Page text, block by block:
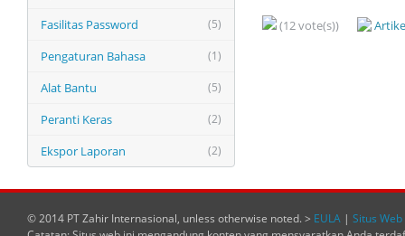
(5)
Fasilitas Password
(1)
Pengaturan Bahasa
(5)
Alat Bantu
(2)
Peranti Keras
(2)
Ekspor Laporan
(12 vote(s))
© 2014 PT Zahir Internasional, unless otherwise noted. > EULA | Situs